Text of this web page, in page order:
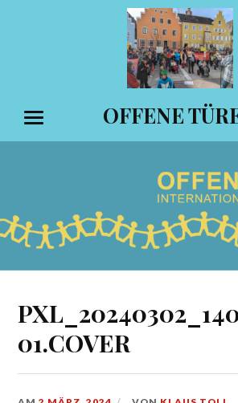
OFFENE
MENÜ
01.COVER